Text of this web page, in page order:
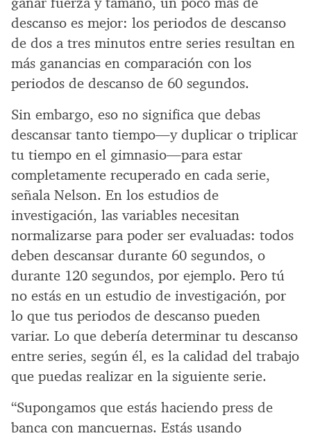
descanso es mejor: los periodos de descanso
de dos a tres minutos entre series resultan en
más ganancias en comparación con los
periodos de descanso de 60 segundos.
Sin embargo, eso no significa que debas
descansar tanto tiempo—y duplicar o triplicar
tu tiempo en el gimnasio—para estar
completamente recuperado en cada serie,
señala Nelson. En los estudios de
investigación, las variables necesitan
normalizarse para poder ser evaluadas: todos
deben descansar durante 60 segundos, o
durante 120 segundos, por ejemplo. Pero tú
no estás en un estudio de investigación, por
lo que tus periodos de descanso pueden
variar. Lo que debería determinar tu descanso
entre series, según él, es la calidad del trabajo
que puedas realizar en la siguiente serie.
“Supongamos que estás haciendo press de
banca con mancuernas. Estás usando